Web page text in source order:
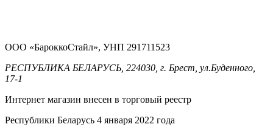
ООО «БароккоСтайл», УНП 291711523
РЕСПУБЛИКА БЕЛАРУСЬ, 224030, г. Брест, ул.Буденного,
17-1
Интернет магазин внесен в торговый реестр
Республики Беларусь 4 января 2022 года